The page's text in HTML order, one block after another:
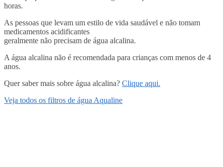
horas.
As pessoas que levam um estilo de vida saudável e não tomam
medicamentos acidificantes
geralmente não precisam de água alcalina.
A água alcalina não é recomendada para crianças com menos de 4
anos.
Quer saber mais sobre água alcalina? Clique aqui.
Veja todos os filtros de água Aqualine